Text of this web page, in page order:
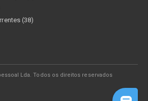
(38)
Lda. Todos os direitos reservados